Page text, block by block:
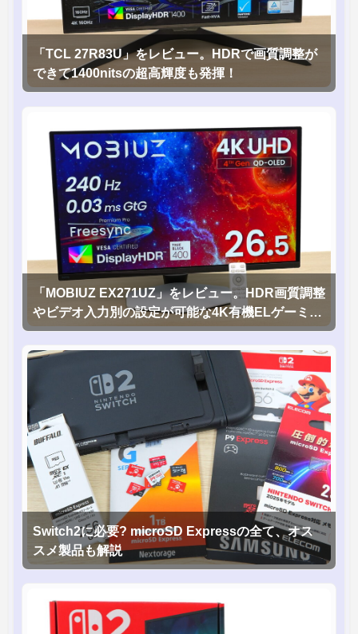
「TCL 27R83U」をレビュー。HDRで画質調整が
できて1400nitsの超高輝度も発揮！
「MOBIUZ EX271UZ」をレビュー。HDR画質調整
やビデオ入力別の設定が可能な4K有機ELゲーミン
グモニタを徹底検証
Switch2に必要? microSD Expressの全て、オス
スメ製品も解説